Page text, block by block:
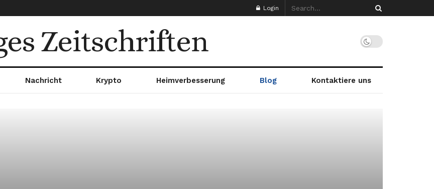
Login
Zeitschriften
Nachricht Krypto Heimverbesserung Blog Kontaktiere uns